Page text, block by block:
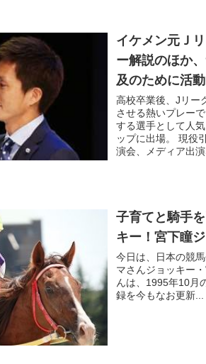
イケメン元Ｊ
ー解説のほか
及のために活動
高校卒業後、Jリー
させる熱いプレー
する選手として人
ップに出場。 現役
演会、メディア出
子育てと騎手
キー！宮下瞳
今日は、日本の競
マさんジョッキー
んは、1995年10月
録を今もなお更新...